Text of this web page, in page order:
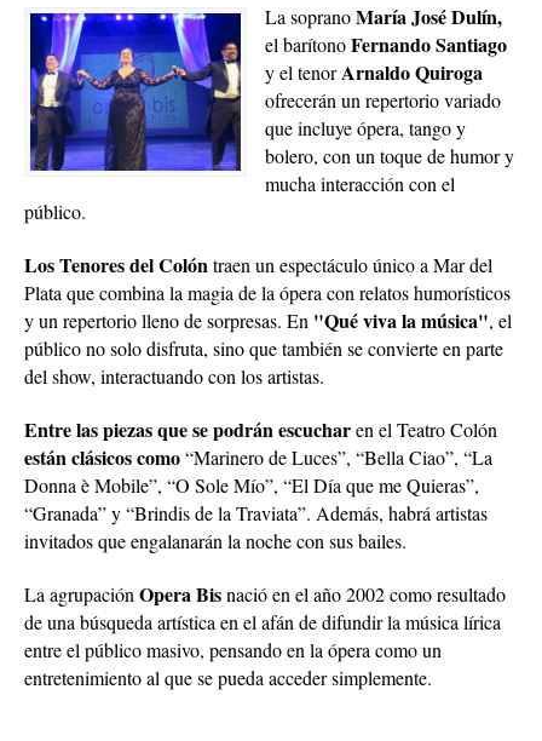
La sopranoMaría José Dulín,
el barítonoFernando Santiago
y el tenorArnaldo Quiroga
ofrecerán un repertorio variado
que incluye ópera, tango y
bolero, con un toque de humor y
mucha interacción con el
público.
Los Tenores del Colóntraen un espectáculo único a Mar del
Plata que combina la magia de la ópera con relatos humorísticos
y un repertorio lleno de sorpresas. En "Qué viva la música", el
público no solo disfruta, sino que también se convierte en parte
del show, interactuando con los artistas.
Entre las piezas que se podrán escucharen el Teatro Colón
están clásicos como“Marinero de Luces”, “Bella Ciao”, “La
Donna è Mobile”, “O Sole Mío”, “El Día que me Quieras”,
“Granada” y “Brindis de la Traviata”. Además, habrá artistas
invitados que engalanarán la noche con sus bailes.
La agrupación Opera Bisnació en el año 2002 como resultado
de una búsqueda artística en el afán de difundir la música lírica
entre el público masivo, pensando en la ópera como un
entretenimiento al que se pueda acceder simplemente.